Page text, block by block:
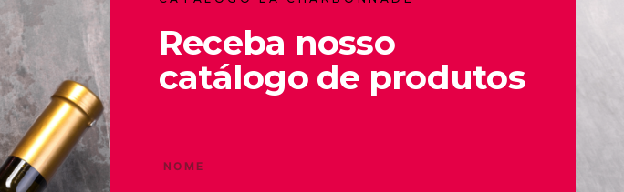
Receba nosso
catálogo de produtos